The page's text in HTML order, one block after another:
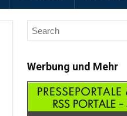
Werbung und Mehr